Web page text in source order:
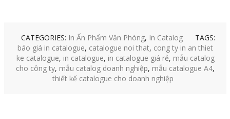
CATEGORIES: In Ấn Phẩm Văn Phòng, In Catalog
TAGS:
báo giá in catalogue, catalogue noi that, cong ty in an thiet
ke catalogue, in catalogue, in catalogue giá rẻ, mẫu catalog
cho công ty, mẫu catalog doanh nghiệp, mẫu catalogue A4,
thiết kế catalogue cho doanh nghiệp